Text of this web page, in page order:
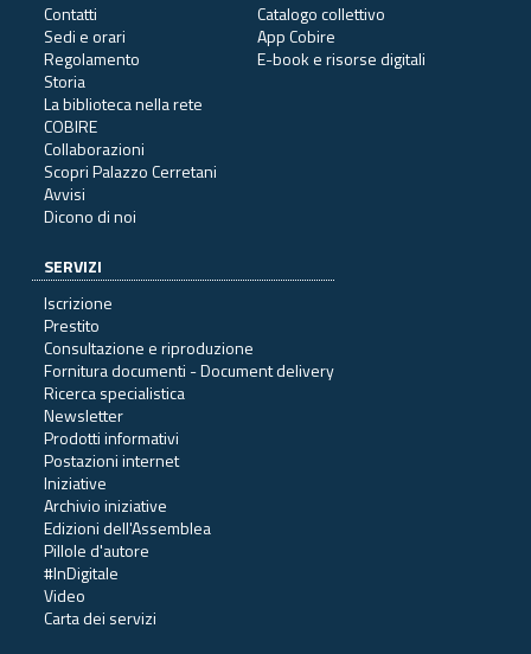
Contatti
Sedi e orari
Regolamento
Storia
La biblioteca nella rete
COBIRE
Collaborazioni
Scopri Palazzo Cerretani
Avvisi
Dicono di noi
Catalogo collettivo
App Cobire
E-book e risorse digitali
SERVIZI
Iscrizione
Prestito
Consultazione e riproduzione
Fornitura documenti - Document delivery
Ricerca specialistica
Newsletter
Prodotti informativi
Postazioni internet
Iniziative
Archivio iniziative
Edizioni dell'Assemblea
Pillole d'autore
#InDigitale
Video
Carta dei servizi